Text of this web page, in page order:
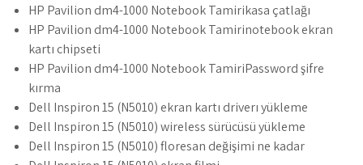
HP Pavilion dm4-1000 Notebook Tamirikasa çatlağı
HP Pavilion dm4-1000 Notebook Tamirinotebook ekran
kartı chipseti
HP Pavilion dm4-1000 Notebook TamiriPassword şifre
kırma
Dell Inspiron 15 (N5010) ekran kartı driverı yükleme
Dell Inspiron 15 (N5010) wireless sürücüsü yükleme
Dell Inspiron 15 (N5010) floresan değişimi ne kadar